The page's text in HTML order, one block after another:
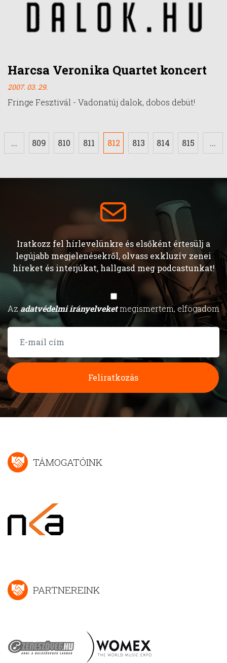
Harcsa Veronika Quartet koncert
2007. 03. 29.
Fringe Fesztivál - Vadonatúj dalok, dobos debüt!
... 809 810 811 812 813 814 815 ...
Iratkozz fel hírlevelünkre és elsőként értesülj a
legújabb megjelenésekről, olvass exkluzív zenei
híreket és interjúkat, hallgasd meg podcastunkat!
Azadatvédelmi irányelveketmegismertem, elfogadom
Feliratkozás
TÁMOGATÓINK
PARTNEREINK